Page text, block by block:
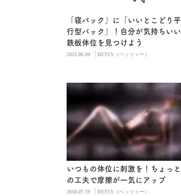
「寝バック」に「いいとこどり平
行型バック」！自分が気持ちいい
鉄板体位を見つけよう
2023.06.04 |BETSY（ベッツィー）
いつもの体位に刺激を！ちょっと
の工夫で摩擦が一気にアップ
2018.07.19 |BETSY（ベッツィー）